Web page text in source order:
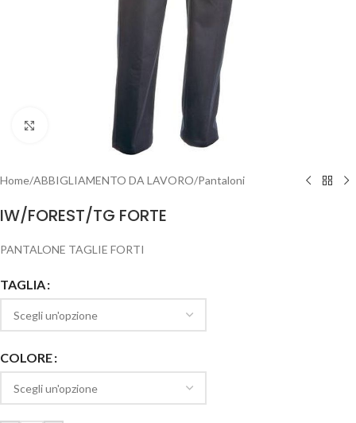
Clicca per ingrandire
Home/ABBIGLIAMENTO DA LAVORO/Pantaloni
IW/FOREST/TG FORTE
PANTALONE TAGLIE FORTI
TAGLIA
COLORE